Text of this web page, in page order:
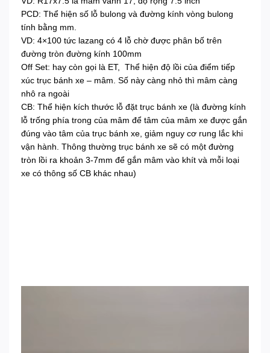
PCD: Thể hiện số lỗ bulong và đường kính vòng bulong
tính bằng mm.
VD: 4×100 tức lazang có 4 lỗ chờ được phân bố trên
đường tròn đường kính 100mm
Off Set: hay còn gọi là ET, Thể hiện độ lồi của điểm tiếp
xúc trục bánh xe – mâm. Số này càng nhỏ thì mâm càng
nhô ra ngoài
CB: Thể hiện kích thước lỗ đặt trục bánh xe (là đường kính
lỗ trống phía trong của mâm để tâm của mâm xe được gắn
đúng vào tâm của trục bánh xe, giảm nguy cơ rung lắc khi
vận hành. Thông thường trục bánh xe sẽ có một đường
tròn lồi ra khoản 3-7mm để gắn mâm vào khít và mỗi loại
xe có thông số CB khác nhau)